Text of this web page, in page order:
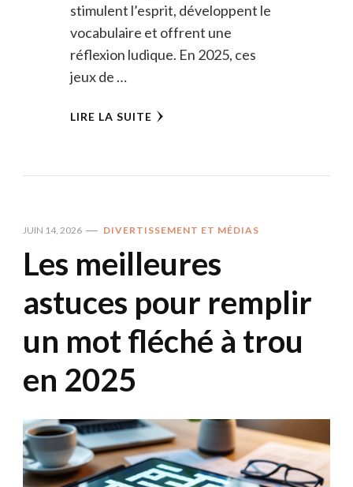
stimulent l’esprit, développent le
vocabulaire et offrent une
réflexion ludique. En 2025, ces
jeux de …
LIRE LA SUITE
JUIN 14, 2026 DIVERTISSEMENT ET MÉDIAS
Les meilleures
astuces pour remplir
un mot fléché à trou
en 2025